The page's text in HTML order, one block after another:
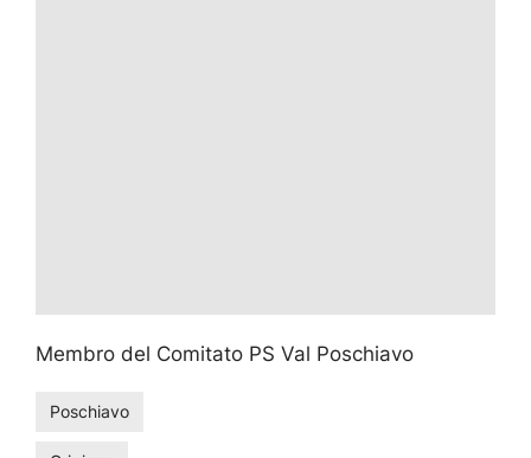
Membro del Comitato PS Val Poschiavo
Poschiavo